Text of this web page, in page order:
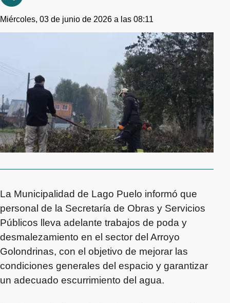
Miércoles, 03 de junio de 2026 a las 08:11
La Municipalidad de Lago Puelo informó que
personal de la Secretaría de Obras y Servicios
Públicos lleva adelante trabajos de poda y
desmalezamiento en el sector del Arroyo
Golondrinas, con el objetivo de mejorar las
condiciones generales del espacio y garantizar
un adecuado escurrimiento del agua.